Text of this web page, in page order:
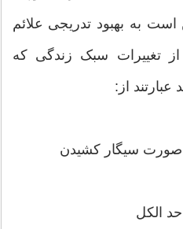
به بهبود تدریجی علائم
تغییرات سبک زندگی که
از:
صورت سیگار کشیدن
الکل